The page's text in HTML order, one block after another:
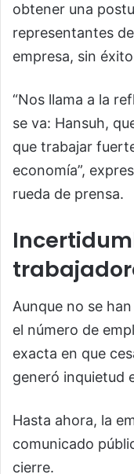
obtener una
representantes
empresa, sin
“Nos llama a la
se va: Hansuh,
que trabajar
economía”,
rueda de prensa.
Aunque no se
el número de
exacta en que
generó inquietud
Hasta ahora, la
comunicado
cierre.